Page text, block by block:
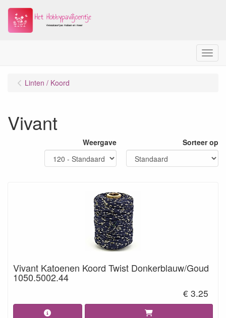
Menu
Linten / Koord
Vivant
Weergave Sorteer op
Vivant Katoenen Koord Twist Donkerblauw/Goud
1050.5002.44
€ 3.25